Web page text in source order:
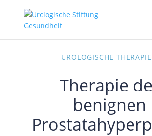
UROLOGISCHE
Therapie
benignen